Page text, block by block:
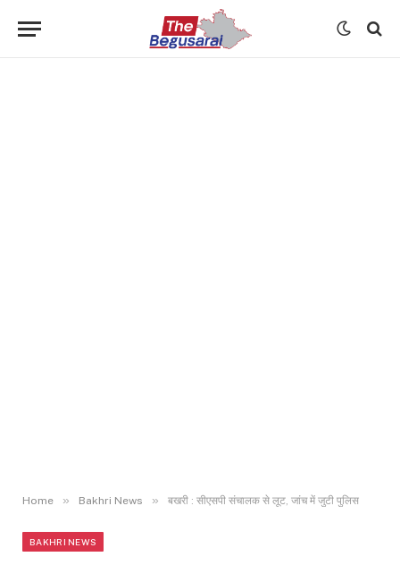
Home » Bakhri News » बखरी : सीएसपी संचालक से लूट, जांच में जुटी पुलिस
BAKHRI NEWS